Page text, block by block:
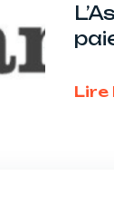
Lire